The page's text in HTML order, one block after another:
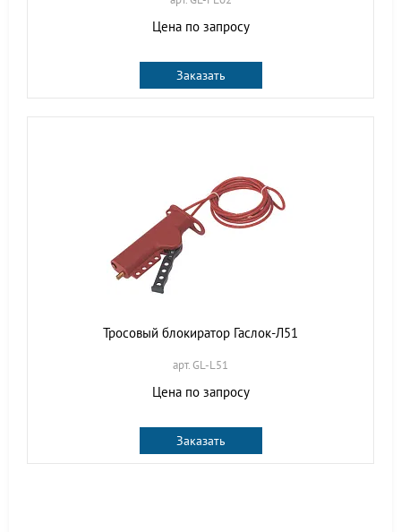
Цена по запросу
Заказать
Тросовый блокиратор Гаслок-Л51
арт. GL-L51
Цена по запросу
Заказать